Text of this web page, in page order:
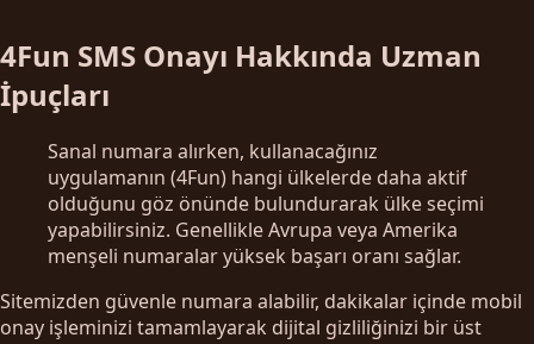
4Fun SMS Onayı Hakkında Uzman
İpuçları
Sanal numara alırken, kullanacağınız
uygulamanın (4Fun) hangi ülkelerde daha aktif
olduğunu göz önünde bulundurarak ülke seçimi
yapabilirsiniz. Genellikle Avrupa veya Amerika
menşeli numaralar yüksek başarı oranı sağlar.
Sitemizden güvenle numara alabilir, dakikalar içinde mobil
onay işleminizi tamamlayarak dijital gizliliğinizi bir üst